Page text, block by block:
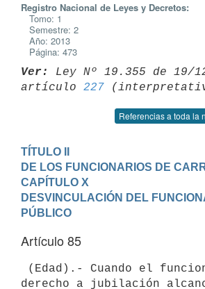
Registro Nacional de Leyes y Decretos:
Tomo: 1
Semestre: 2
Año: 2013
Página: 473
Ver:
Ley Nº 19.355 de 19/
artículo 227
Referencias a toda la
TÍTULO II
DE LOS FUNCIONARIOS DE
CAPÍTULO X
DESVINCULACIÓN DEL
PÚBLICO
Artículo 85
derecho a jubilación